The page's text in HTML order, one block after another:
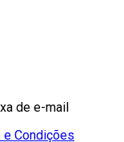
de e-mail
e Condições